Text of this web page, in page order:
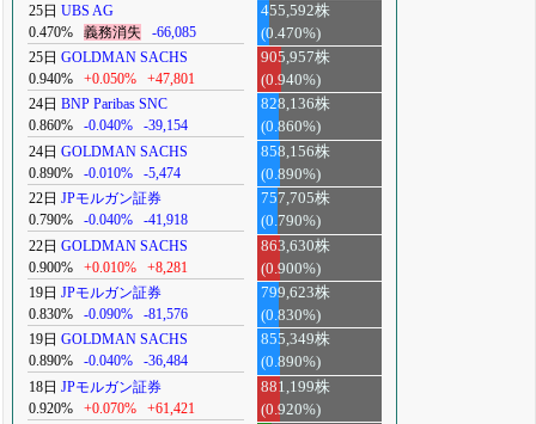
25日 UBS AG
0.470%
義務消失 -66,085
455,592株
(0.470%)
25日 GOLDMAN SACHS
0.940%
+0.050% +47,801
905,957株
(0.940%)
24日 BNP Paribas SNC
0.860%
-0.040% -39,154
828,136株
(0.860%)
24日 GOLDMAN SACHS
0.890%
-0.010% -5,474
858,156株
(0.890%)
22日 JPモルガン証券
0.790%
-0.040% -41,918
757,705株
(0.790%)
22日 GOLDMAN SACHS
0.900%
+0.010% +8,281
863,630株
(0.900%)
19日 JPモルガン証券
0.830%
-0.090% -81,576
799,623株
(0.830%)
19日 GOLDMAN SACHS
0.890%
-0.040% -36,484
855,349株
(0.890%)
18日 JPモルガン証券
0.920%
+0.070% +61,421
881,199株
(0.920%)